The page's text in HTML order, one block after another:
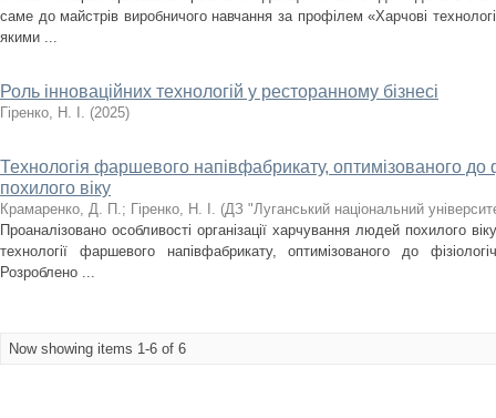
саме до майстрів виробничого навчання за профілем «Харчові
якими ...
Роль інноваційних технологій у ресторанному бізнесі
Гіренко, Н. І. (2025)
Технологія фаршевого напівфабрикату, оптимізованого до
похилого віку
Крамаренко, Д. П.; Гіренко, Н. І. (ДЗ "Луганський національний
Проаналізовано особливості організації харчування людей похилого
технології фаршевого напівфабрикату, оптимізованого до
Розроблено ...
Now showing items 1-6 of 6